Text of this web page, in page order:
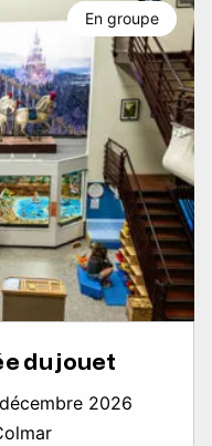
du jouet
2026
En groupe